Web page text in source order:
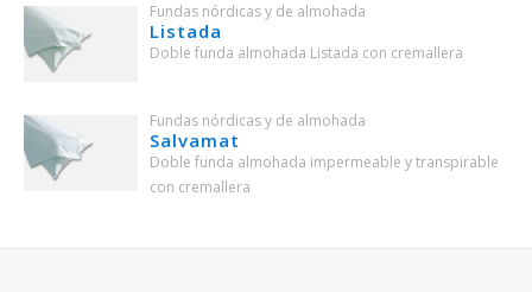
Fundas nórdicas y de almohada
Listada
Doble funda almohada Listada con cremallera
Fundas nórdicas y de almohada
Salvamat
Doble funda almohada impermeable y transpirable
con cremallera